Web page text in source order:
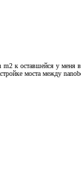
к оставшейся у меня
моста между